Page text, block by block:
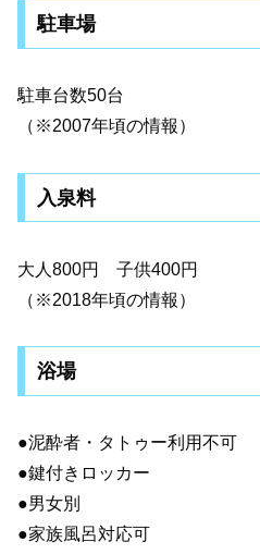
駐車場
駐車台数50台
（※2007年頃の情報）
入泉料
大人800円 子供400円
（※2018年頃の情報）
浴場
●泥酔者・タトゥー利用不可
●鍵付きロッカー
●男女別
●家族風呂対応可